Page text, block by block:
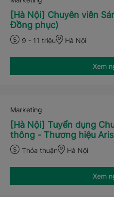
[Hà Nội] Chuyên viên
Đồng phục)
9 - 11 triệu Hà Nội
Xem
Marketing
[Hà Nội] Tuyển dụng
thông - Thương hiệu
Thỏa thuận Hà Nội
Xem